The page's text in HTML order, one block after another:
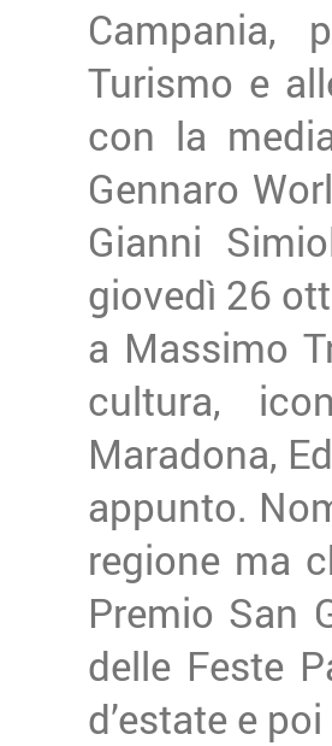
Campania,
Turismo e
con la
Gennaro
Gianni
giovedì 26
a Massimo
cultura,
Maradona,
appunto.
regione ma
Premio San
delle Feste
d’estate e